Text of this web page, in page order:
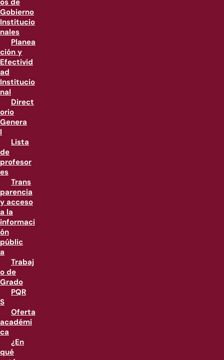
os de
Gobierno
Institucio
nales
Planea
ción y
Efectivid
ad
Institucio
nal
Direct
orio
Genera
l
Lista
de
profesor
es
Trans
parencia
y acceso
a la
informaci
ón
públic
a
Trabaj
o de
Grado
PQR
S
Oferta
académi
ca
¿En
qué